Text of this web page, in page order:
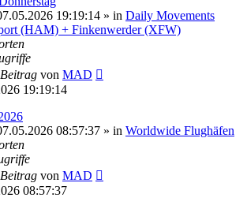
19:19:14 » in Daily Movements
(HAM) + Finkenwerder (XFW)
von MAD
19:19:14
08:57:37 » in Worldwide Flughäfen
von MAD
08:57:37